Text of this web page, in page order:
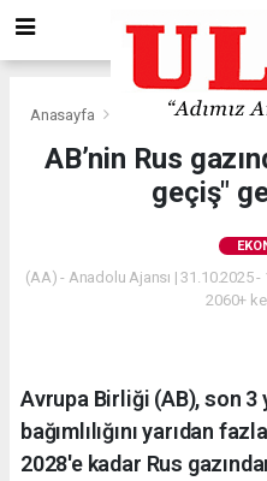
Anasayfa Ekonomi
AB’nin Rus
geçiş"
(AA) - Anadolu Ajansı | 31.10.2025
2060+
Avrupa Birliği (AB), son 3
bağımlılığını yarıdan
2028'e kadar Rus